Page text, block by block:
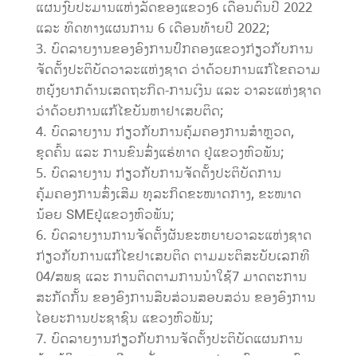
ແຜນງົບປະມານແຫ່ງລັດຂອງແຂວງ6 ເດືອນຕົ້ນປີ 2022
ແລະ ທິດທາງແຜນການ 6 ເດືອນທ້າຍປີ 2022;
ບົດລາຍງານຂອງອົງການປົກຄອງແຂວງກ່ຽວກັບການ
ຈັດຕັ້ງປະຕິບັດວາລະແຫ່ງຊາດ ວ່າດ້ວຍການແກ້ໄຂຄວາມ
ຫຍຸ້ງຍາກດ້ານເສດຖະກິດ-ການເງິນ ແລະ ວາລະແຫ່ງຊາດ
ວ່າດ້ວຍການແກ້ໄຂບັນຫາຢາເສບຕິດ;
ບົດລາຍງານ ກ່ຽວກັບການຄຸ້ມຄອງການສຳຫຼວດ,
ຂຸດຄົ້ນ ແລະ ການຂົນສົ່ງແຮ່ທາດ ຢູ່ແຂວງຫົວພັນ;
ບົດລາຍງານ ກ່ຽວກັບການຈັດຕັ້ງປະຕິບັດການ
ຄຸ້ມຄອງການສົ່ງເສີມ ທຸລະກິດຂະໜາດກາງ, ຂະໜາດ
ນ້ອຍ SMEຢູ່ແຂວງຫົວພັນ;
ບົດລາຍງານການຈັດຕັ້ງຜັນຂະຫຍາຍວາລະແຫ່ງຊາດ
ກ່ຽວກັບການແກ້ໄຂຢາເສບຕິດ ຕາມມະຕິສະບັບເລກທີ
04/ສພຊ ແລະ ການຕິດຕາມການນໍາໃຊ້7 ມາດຕະການ
ສະກັດກັ້ນ ຂອງອົງການສືບສ່ວນສອບສວ່ນ ຂອງອົງການ
ໄອຍະການປະຊາຊົນ ແຂວງຫົວພັນ;
ບົດລາຍງານກ່ຽວກັບການຈັດຕັ້ງປະຕິບັດແຜນການ